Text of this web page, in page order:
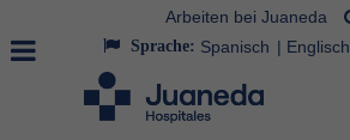
Arbeiten bei Juaneda
Sprache: Spanisch Englisch